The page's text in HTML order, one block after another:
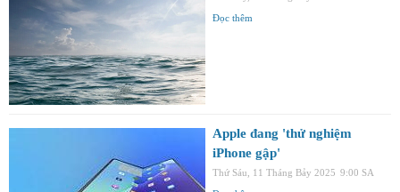
Đọc thêm
Apple đang 'thử nghiệm
iPhone gập'
Thứ Sáu, 11 Tháng Bảy 2025 9:00 SA